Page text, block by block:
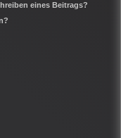
eines Beitrags?